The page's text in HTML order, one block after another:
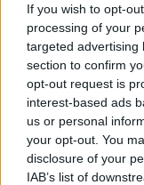
If you wish to opt-
processing of your
targeted advertising
section to confirm
opt-out request is
interest-based ads
us or personal
your opt-out. You
disclosure of your
IAB’s list of
AUTORE
lettere
Verona,
redige
nelle